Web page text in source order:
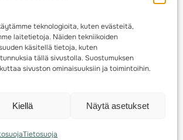
teknologioita, kuten evästeitä,
laitetietoja. Näiden tekniikoiden
käsitellä tietoja, kuten
tällä sivustolla. Suostumuksen
sivuston ominaisuuksiin ja toimintoihin.
Kiellä Näytä asetukset
Tietosuoja